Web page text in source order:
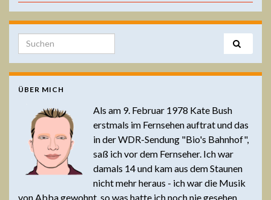
Search for:
ÜBER MICH
Als am 9. Februar 1978 Kate Bush
erstmals im Fernsehen auftrat und das
in der WDR-Sendung "Bio's Bahnhof",
saß ich vor dem Fernseher. Ich war
damals 14 und kam aus dem Staunen
nicht mehr heraus - ich war die Musik
von Abba gewohnt, so was hatte ich noch nie gesehen